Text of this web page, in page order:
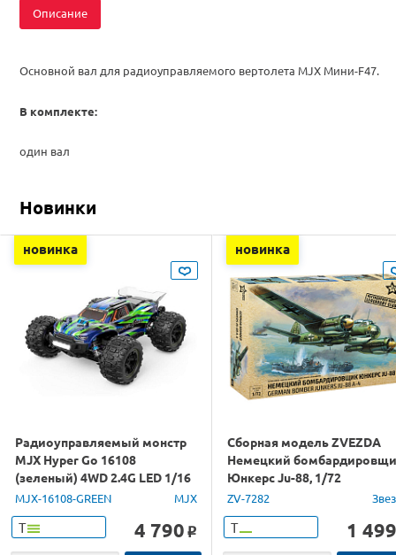
Описание
Основной вал для радиоуправляемого вертолета MJX Мини-F47.
В комплекте:
один вал
Новинки
новинка
Радиоуправляемый монстр
MJX Hyper Go 16108
(зеленый) 4WD 2.4G LED 1/16
RTR
MJX-16108-GREEN MJX
Т 4 790 o
новинка
Сборная модель ZVEZDA
Немецкий
Юнкерс Ju-88, 1/72
ZV-7282
Т 1 499